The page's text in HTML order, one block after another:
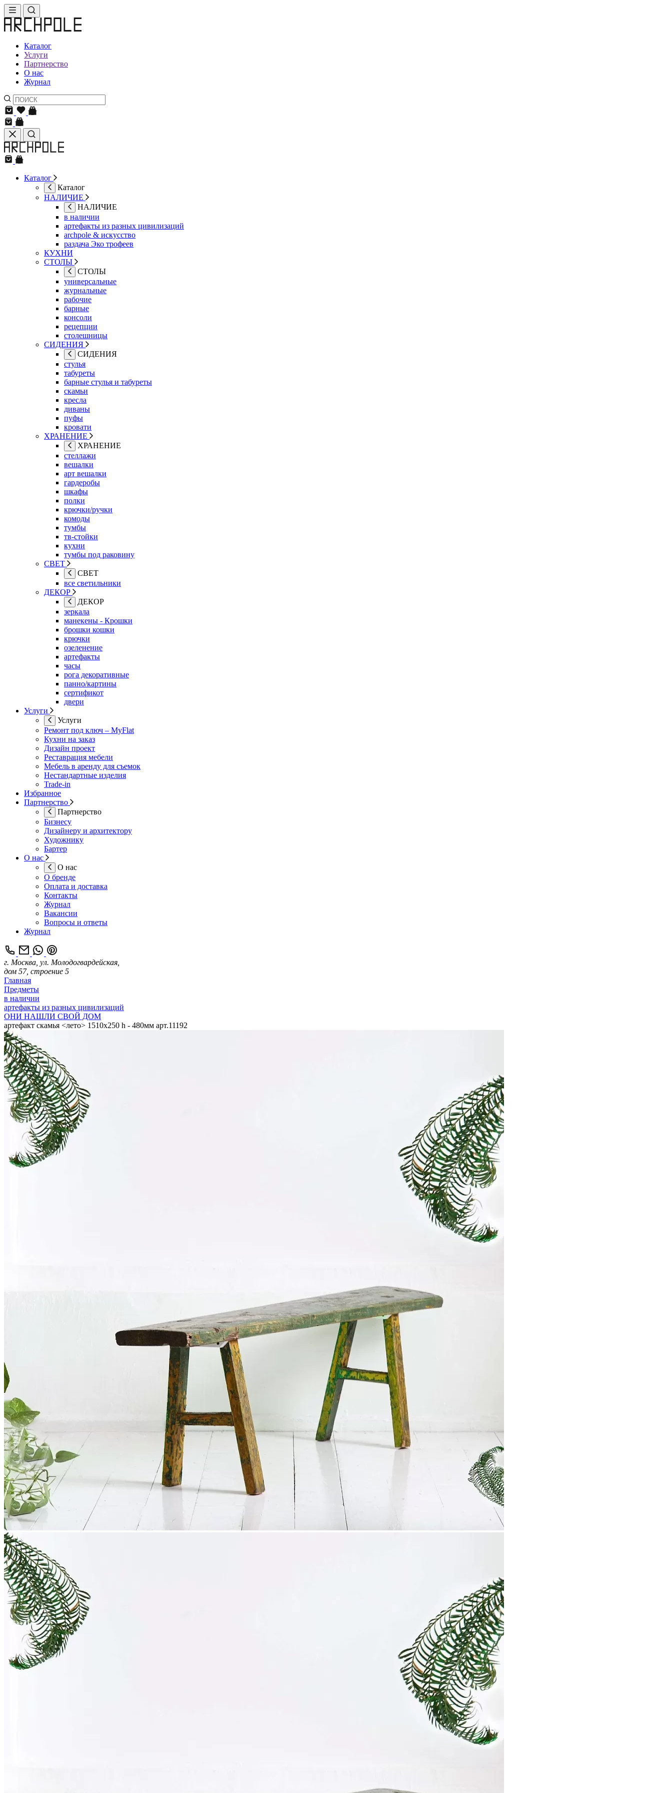
Каталог
Услуги
Партнерство
О нас
Журнал
Каталог
Каталог
НАЛИЧИЕ
НАЛИЧИЕ
в наличии
артефакты из разных цивилизаций
archpole & искусство
раздача Эко трофеев
КУХНИ
СТОЛЫ
СТОЛЫ
универсальные
журнальные
рабочие
барные
консоли
рецепции
столешницы
СИДЕНИЯ
СИДЕНИЯ
стулья
табуреты
барные стулья и табуреты
скамьи
кресла
диваны
пуфы
кровати
ХРАНЕНИЕ
ХРАНЕНИЕ
стеллажи
вешалки
арт вешалки
гардеробы
шкафы
полки
крючки/ручки
комоды
тумбы
тв-стойки
кухни
тумбы под раковину
СВЕТ
СВЕТ
все светильники
ДЕКОР
ДЕКОР
зеркала
манекены - Крошки
брошки кошки
крючки
озеленение
артефакты
часы
рога декоративные
панно/картины
сертификот
двери
Услуги
Услуги
Ремонт под ключ – MyFlat
Кухни на заказ
Дизайн проект
Реставрация мебели
Мебель в аренду для съемок
Нестандартные изделия
Trade-in
Избранное
Партнерство
Партнерство
Бизнесу
Дизайнеру и архитектору
Художнику
Бартер
О нас
О нас
О бренде
Оплата и доставка
Контакты
Журнал
Вакансии
Вопросы и ответы
Журнал
г. Москва, ул. Молодогвардейская,
дом 57, строение 5
Главная
Предметы
в наличии
артефакты из разных цивилизаций
ОНИ НАШЛИ СВОЙ ДОМ
артефакт скамья <лето> 1510х250 h - 480мм арт.11192